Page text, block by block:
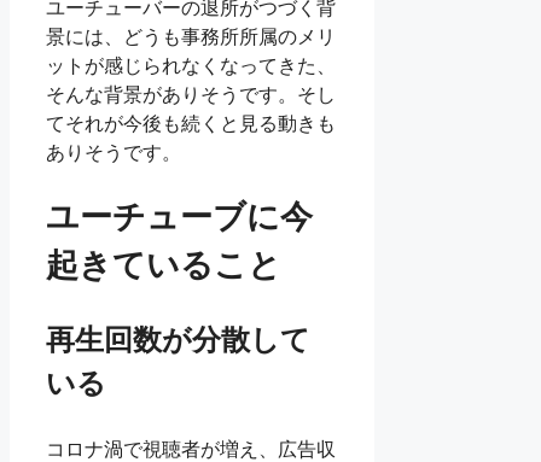
ユーチューバーの退所がつづく背
景には、どうも事務所所属のメリ
ットが感じられなくなってきた、
そんな背景がありそうです。そし
てそれが今後も続くと見る動きも
ありそうです。
ユーチューブに今
起きていること
再生回数が分散して
いる
コロナ渦で視聴者が増え、広告収